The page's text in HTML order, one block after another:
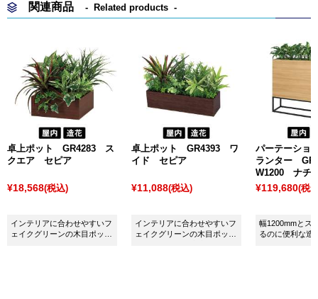
関連商品 Related products
卓上ポット GR4283 ス
クエア セピア
¥18,568(税込)
インテリアに合わせやすいフ
ェイクグリーンの木目ポット
卓上ポット GR4393 ワ
イド セピア
¥11,088(税込)
インテリアに合わせやすいフ
ェイクグリーンの木目ポット
パーテーショ
ランター
W1200 ナチ
¥119,680(税
幅1200mmとス
るのに便利な造